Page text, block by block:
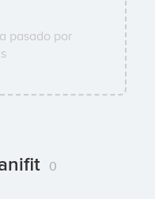
pasado por
0